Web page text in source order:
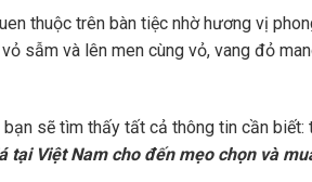
thuộc trên bàn tiệc nhờ hương vị
sẫm và lên men cùng vỏ, vang đỏ
bạn sẽ tìm thấy tất cả thông tin cần
tại Việt Nam cho đến mẹo chọn và